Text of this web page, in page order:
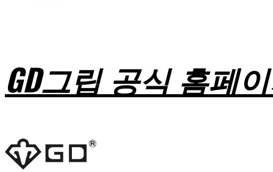
GD그립 공식 홈페